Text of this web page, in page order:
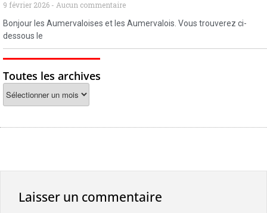
9 février 2026
Aucun commentaire
Bonjour les Aumervaloises et les Aumervalois. Vous trouverez ci-
dessous le
Toutes les archives
Laisser un commentaire